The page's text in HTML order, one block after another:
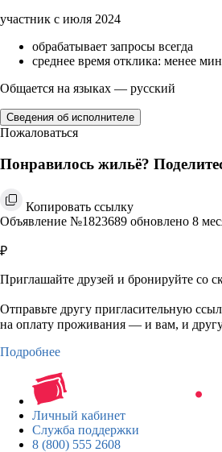
участник с июля 2024
обрабатывает запросы всегда
среднее время отклика: менее
Общается на языках — русский
Сведения об исполнителе
Пожаловаться
Понравилось жильё?
Копировать ссылку
Объявление №1823689 обновлено 8
₽
Приглашайте друзей и бронируйте со
Отправьте другу пригласительную
на оплату проживания — и вам, и
Подробнее
Личный кабинет
Служба поддержки
8 (800) 555 2608